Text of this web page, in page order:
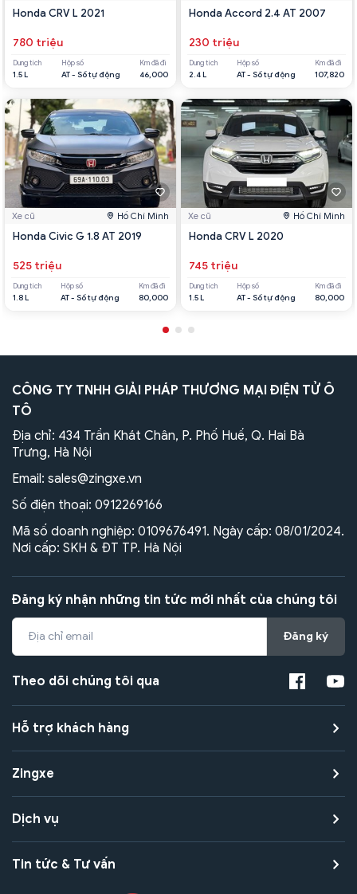
Honda CRV L 2021
780 triệu
Dung tích
1.5 L
Hộp số
AT - Số tự động
Km đã đi
46,000
Xe cũ Hồ Chí Minh
Honda Civic G 1.8 AT 2019
525 triệu
Dung tích
1.8 L
Hộp số
AT - Số tự động
Km đã đi
80,000
Honda Accord 2.4 AT 2007
230 triệu
Dung tích
2.4 L
Hộp số
AT - Số tự động
Km đã đi
107,820
Xe cũ Hồ Chí Minh
Honda CRV L 2020
745 triệu
Dung tích
1.5 L
Hộp số
AT - Số tự động
Km đã đi
80,000
CÔNG TY TNHH GIẢI PHÁP THƯƠNG MẠI ĐIỆN TỬ Ô
TÔ
Địa chỉ: 434 Trần Khát Chân, P. Phố Huế, Q. Hai Bà
Trưng, Hà Nội
Email: sales@zingxe.vn
Số điện thoại: 0912269166
Mã số doanh nghiệp: 0109676491. Ngày cấp: 08/01/2024.
Nơi cấp: SKH & ĐT TP. Hà Nội
Đăng ký nhận những tin tức mới nhất của chúng tôi
Đăng ký
Theo dõi chúng tôi qua
Hỗ trợ khách hàng
Zingxe
Dịch vụ
Tin tức & Tư vấn